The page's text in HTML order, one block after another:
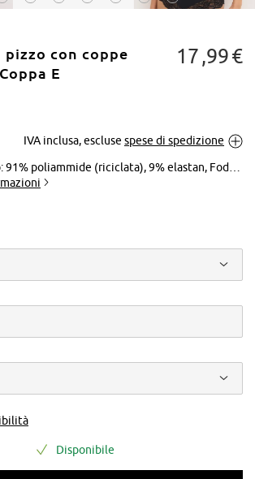
ingrandire
pizzo con coppe
E
17 99€
IVA inclusa, escluse spese di spedizione
9% elastan, Fodera: 83% poliammide, 17% elastan, Pizzo: 88% poliammide, 12% elastan
Disponibile